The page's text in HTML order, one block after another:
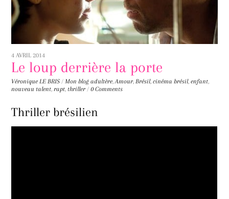
4 AVRIL 2014
Le loup derrière la porte
Véronique LE BRIS / Mon blog adultère,Amour, Brésil,cinéma brésil,enfant,
nouveau talent, rapt, thriller / 0 Comments
Thriller brésilien